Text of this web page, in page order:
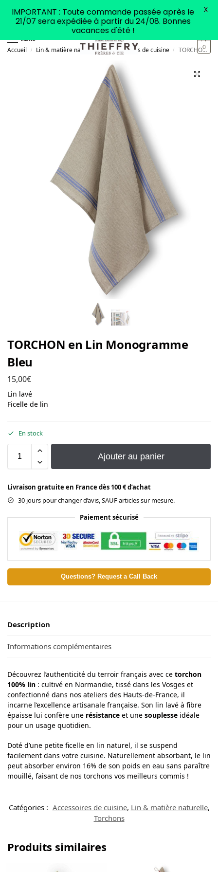
MENU
0
Accueil / Lin & matière naturelle / Accessoires de cuisine / TORCHON en Lin Monogramme Bleu
TORCHON en Lin Monogramme
Bleu
15,00€
Lin lavé
Ficelle de lin
En stock
Ajouter au panier
Livraison gratuite en France dès 100 € d’achat
30 jours pour changer d’avis, SAUF articles sur mesure.
Paiement sécurisé
Questions? Request a Call Back
Description
Informations complémentaires
Découvrez l’authenticité du terroir français avec ce torchon
100% lin : cultivé en Normandie, tissé dans les Vosges et
confectionné dans nos ateliers des Hauts-de-France, il
incarne l’excellence artisanale française. Son lin lavé à fibre
épaisse lui confère une résistance et une souplesse idéale
pour un usage quotidien.
Doté d’une petite ficelle en lin naturel, il se suspend
facilement dans votre cuisine. Naturellement absorbant, le lin
peut absorber environ 16% de son poids en eau sans paraître
mouillé, faisant de nos torchons vos meilleurs commis !
Catégories : Accessoires de cuisine, Lin & matière naturelle,
Torchons
Produits similaires
IMPORTANT : Toute commande passée après le
21/07 sera expédiée à partir du 24/08. Bonnes
vacances d'été !
X